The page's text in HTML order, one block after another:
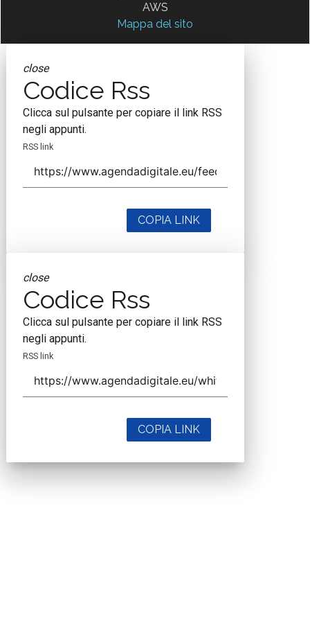
AWS
Mappa del sito
close
Codice Rss
Clicca sul pulsante per copiare il link RSS
negli appunti.
RSS link
COPIA LINK
close
Codice Rss
Clicca sul pulsante per copiare il link RSS
negli appunti.
RSS link
COPIA LINK